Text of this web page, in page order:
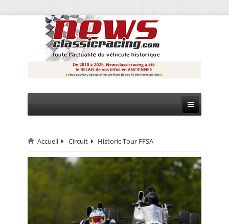
CIRCUIT
RALLYE
Accueil Circuit Historic Tour FFSA